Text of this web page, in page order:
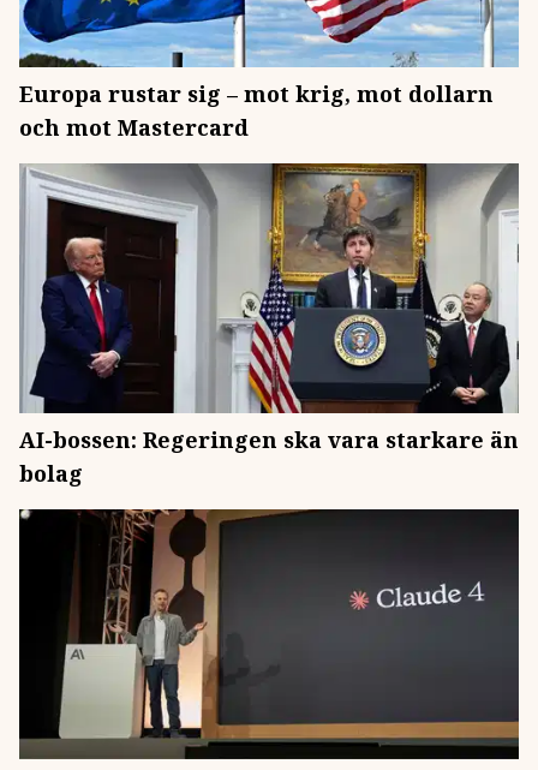
Europa rustar sig – mot krig, mot dollarn
och mot Mastercard
AI-bossen: Regeringen ska vara starkare än
bolag